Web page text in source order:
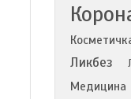
Ликбез
Медицина